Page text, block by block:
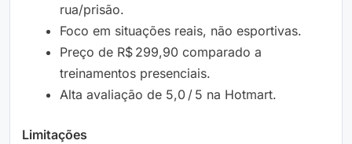
rua/prisão.
Foco em situações reais, não esportivas.
Preço de R$ 299,90 comparado a
treinamentos presenciais.
Alta avaliação de 5,0 / 5 na Hotmart.
Limitações